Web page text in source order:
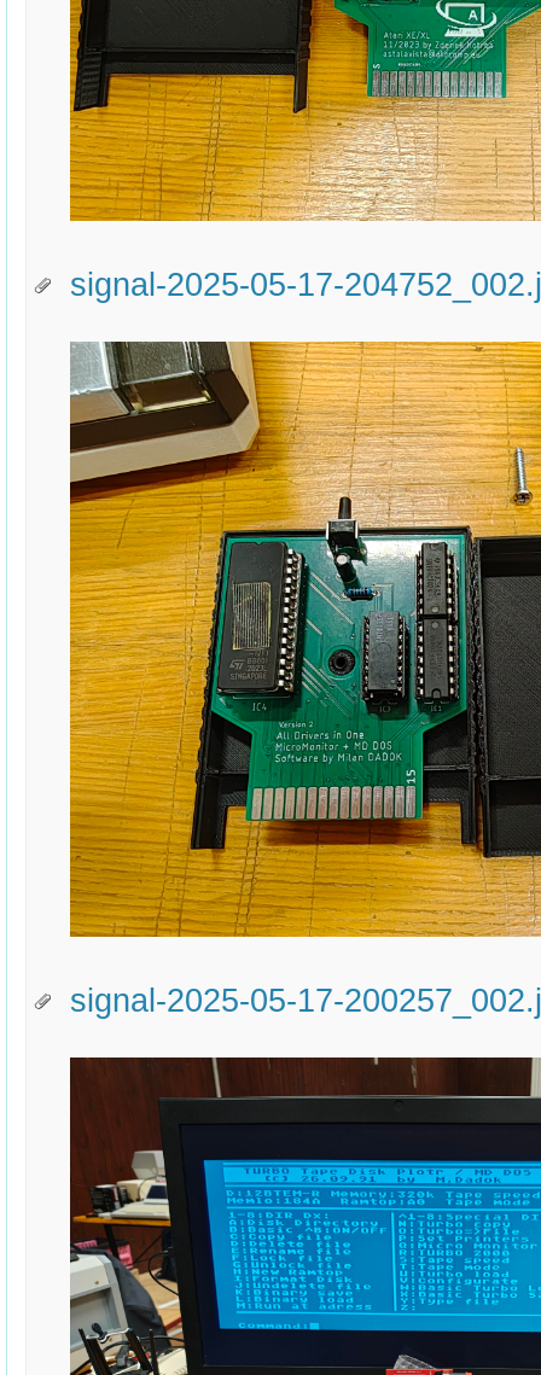
signal-2025-05-17-
signal-2025-05-17-